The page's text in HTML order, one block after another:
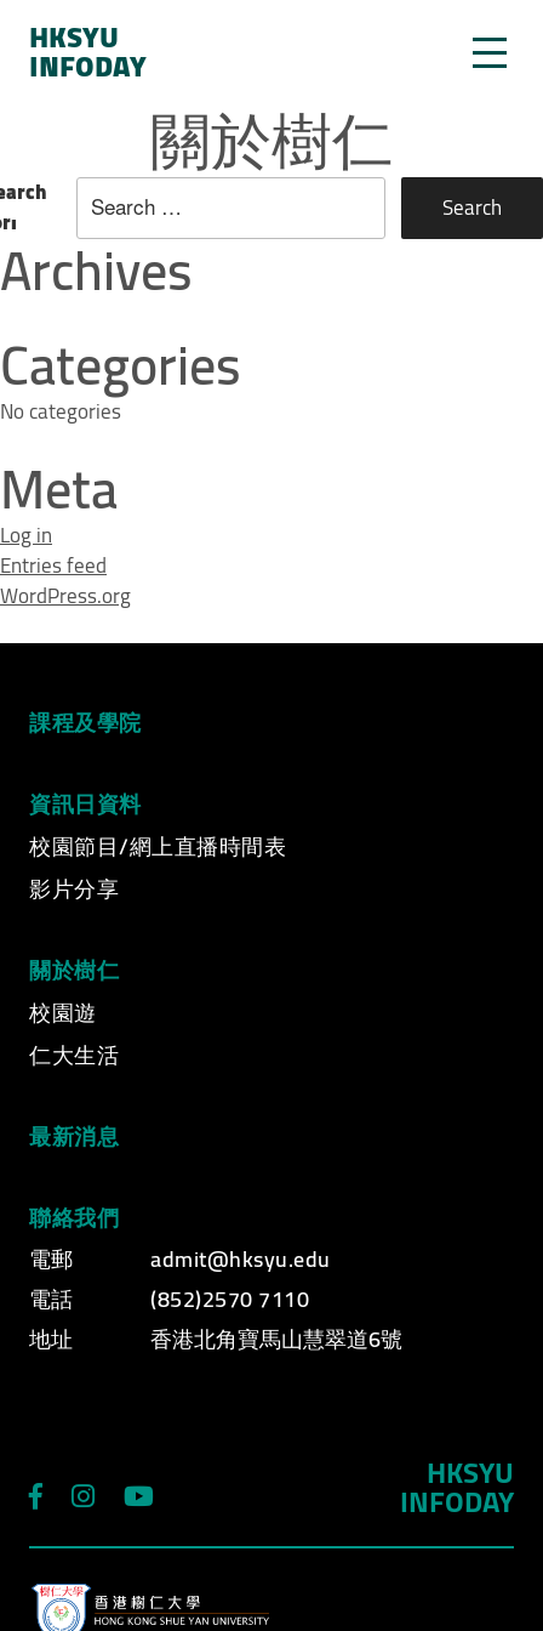
HKSYU
INFODAY
關於樹仁
Archives
Categories
No categories
Meta
Log in
Entries feed
WordPress.org
Video category
課程及學院
資訊日資料
校園節目/網上直播時間表
影片分享
關於樹仁
校園遊
仁大生活
最新消息
聯絡我們
電郵
admit@hksyu.edu
電話
(852)2570 7110
地址
香港北角寶馬山慧翠道6號
HKSYU
INFODAY